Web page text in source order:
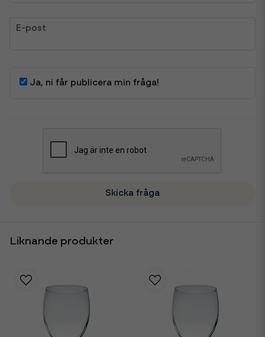
email
E-post
Ja, ni får publicera min fråga!
Skicka fråga
Liknande produkter